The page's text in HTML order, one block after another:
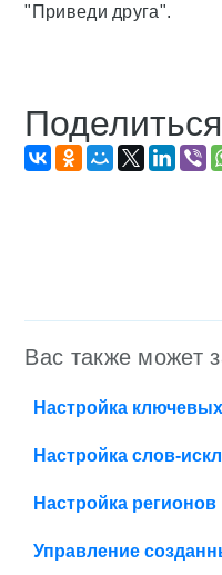
"Приведи друга".
Вас также может
Настройка
Настройка слов-
Настройка регионов
Управление